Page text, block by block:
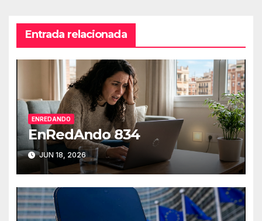
Entrada relacionada
ENREDANDO
EnRedAndo 834
JUN 18, 2026